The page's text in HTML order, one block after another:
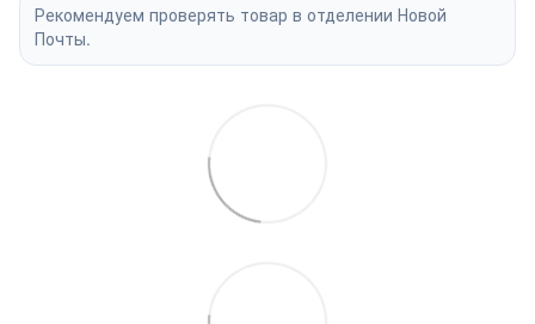
Рекомендуем проверять товар в отделении Новой
Почты.